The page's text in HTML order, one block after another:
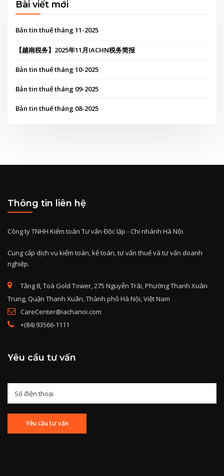
Bài viết mới
Bản tin thuế tháng 11-2025
【越南税务】2025年11月IACHN税务简报
Bản tin thuế tháng 10-2025
Bản tin thuế tháng 09-2025
Bản tin thuế tháng 08-2025
Thông tin liên hệ
Công ty TNHH Kiểm toán Tư vấn Độc lập - Chi nhánh Hà Nội.
Cung cấp dịch vụ kiểm toán, kế toán, tư vấn thuế và tư vấn doanh
nghiệp.
Tầng 8, Toà Gold Tower, 275 Nguyễn Trãi, Phường Thanh Xuân
Trung, Quận Thanh Xuân, Thành phố Hà Nội, Việt Nam
CareCenter@iachanoi.com
+(84) 93566-1111
Yêu cầu tư vấn